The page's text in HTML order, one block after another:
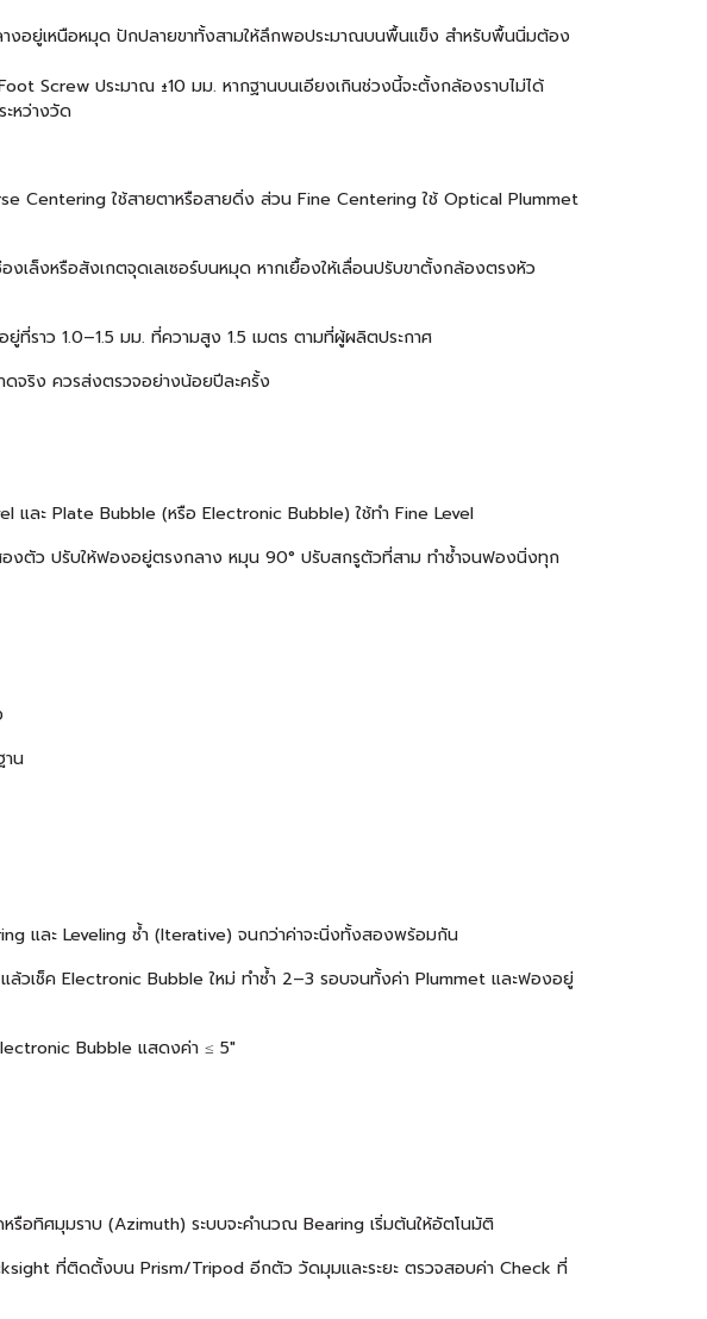
งอยู่เหนือหมุด ปักปลายขาทั้งสามให้ลึกพอประมาณบนพื้นแข็ง สำหรับพื้นนิ่มต้อง
Screw ประมาณ ±10 มม. หากฐานบนเอียงเกินช่วงนี้จะตั้งกล้องราบไม่ได้
หว่างวัด
Centering ใช้สายตาหรือสายดิ่ง ส่วน Fine Centering ใช้ Optical Plummet
ล็งหรือสังเกตจุดเลเซอร์บนหมุด หากเยื้องให้เลื่อนปรับขาตั้งกล้องตรงหัว
ราว 1.0–1.5 มม. ที่ความสูง 1.5 เมตร ตามที่ผู้ผลิตประกาศ
ดจริง ควรส่งตรวจอย่างน้อยปีละครั้ง
และ Plate Bubble (หรือ Electronic Bubble) ใช้ทำ Fine Level
ตัว ปรับให้ฟองอยู่ตรงกลาง หมุน 90° ปรับสกรูตัวที่สาม ทำซ้ำจนฟองนิ่งทุก
าน
และ Leveling ซ้ำ (Iterative) จนกว่าค่าจะนิ่งทั้งสองพร้อมกัน
เช็ค Electronic Bubble ใหม่ ทำซ้ำ 2–3 รอบจนทั้งค่า Plummet และฟองอยู่
Bubble แสดงค่า ≤ 5″
ทิศมุมราบ (Azimuth) ระบบจะคำนวณ Bearing เริ่มต้นให้อัตโนมัติ
ที่ติดตั้งบน Prism/Tripod อีกตัว วัดมุมและระยะ ตรวจสอบค่า Check ที่